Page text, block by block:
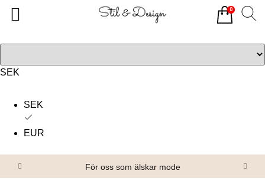
SEK
SEK
EUR
För oss som älskar mode
0
Alla produkter
Om oss